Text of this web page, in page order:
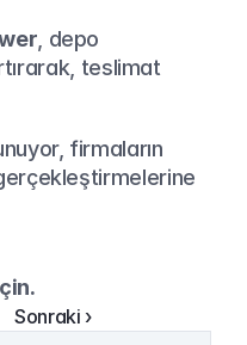
, depo
teslimat
firmaların
Sonraki ›